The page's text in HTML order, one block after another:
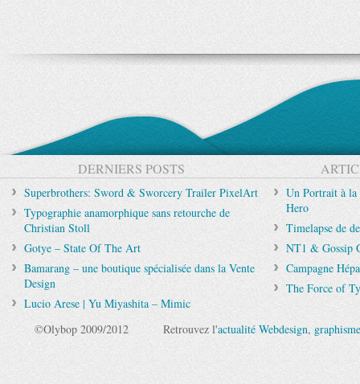
DERNIERS POSTS
Superbrothers: Sword & Sworcery Trailer PixelArt
Typographie anamorphique sans retourche de
Christian Stoll
Gotye – State Of The Art
Bamarang – une boutique spécialisée dans la Vente
Design
Lucio Arese | Yu Miyashita – Mimic
Un Portrait à
Hero
Timelapse de
NT1 & Gossip
Campagne
The Force of
©Olybop 2009/2012 Retrouvez l'actualité Webdesign, graphisme